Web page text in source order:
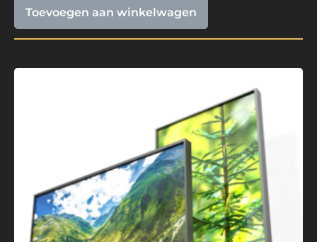
Toevoegen aan winkelwagen